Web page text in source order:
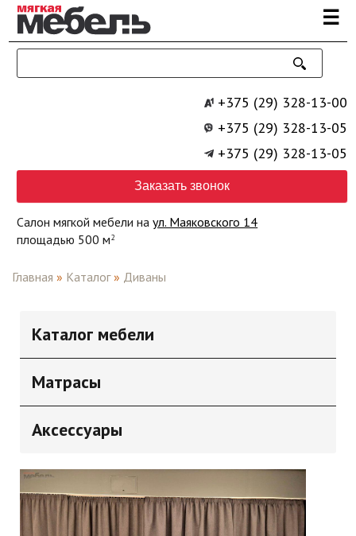
Перейти к основному содержанию ☰
+375 (29) 328-13-00
+375 (29) 328-13-05
+375 (29) 328-13-05
Заказать звонок
Салон мягкой мебели наул. Маяковского 14
площадью 500 м2
Главная » Каталог » Диваны
Каталог мебели
Матрасы
Аксессуары